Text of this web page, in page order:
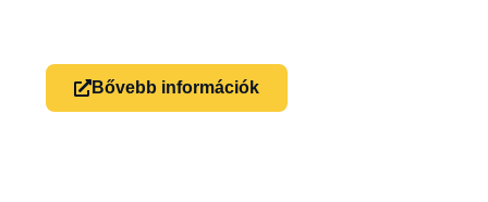
Bővebb információk